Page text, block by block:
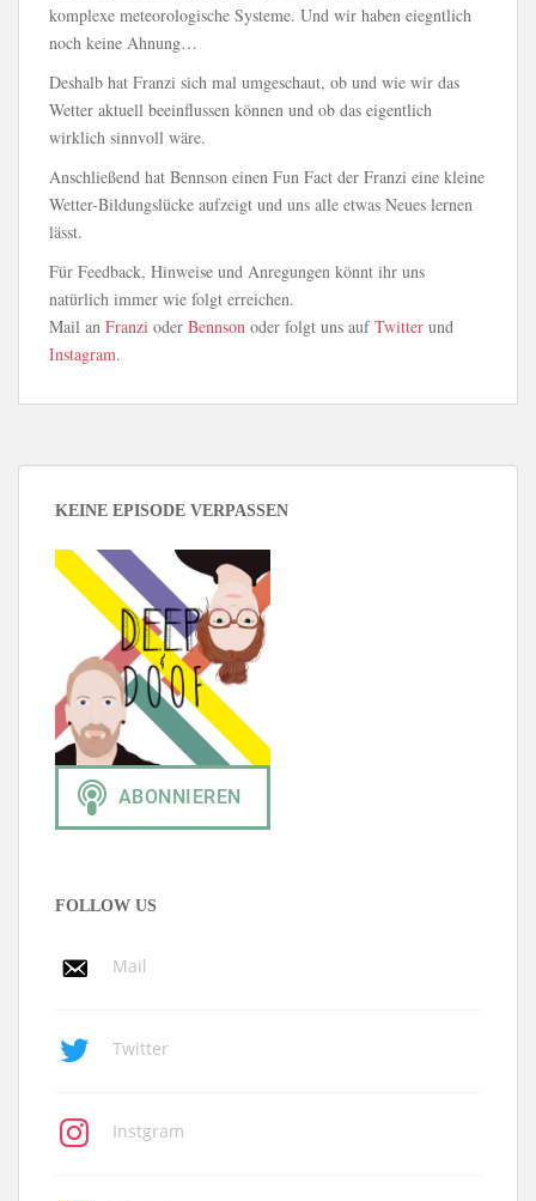
komplexe meteorologische Systeme. Und wir haben eiegntlich
noch keine Ahnung…
Deshalb hat Franzi sich mal umgeschaut, ob und wie wir das
Wetter aktuell beeinflussen können und ob das eigentlich
wirklich sinnvoll wäre.
Anschließend hat Bennson einen Fun Fact der Franzi eine kleine
Wetter-Bildungslücke aufzeigt und uns alle etwas Neues lernen
lässt.
Für Feedback, Hinweise und Anregungen könnt ihr uns
natürlich immer wie folgt erreichen.
Mail an Franzi oder Bennson oder folgt uns aufTwitter und
Instagram.
KEINE EPISODE VERPASSEN
FOLLOW US
Mail
Twitter
Instgram